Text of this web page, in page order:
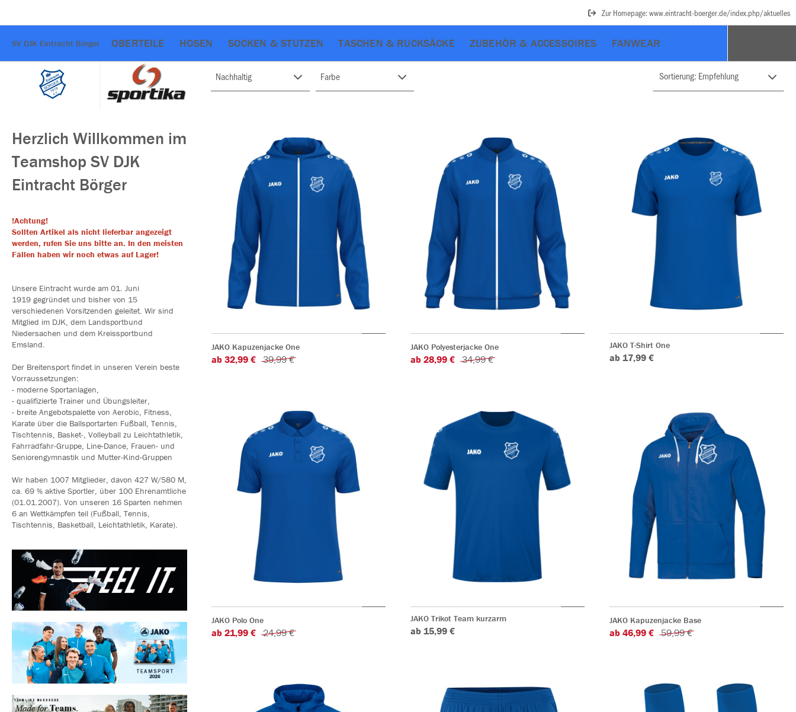
Zur Homepage: www.eintracht-boerger.de/index.php/aktuelles
SV DJK Eintracht Börger OBERTEILE HOSEN SOCKEN & STUTZEN TASCHEN & RUCKSÄCKE ZUBEHÖR & ACCESSOIRES FANWEAR
Herzlich Willkommen im
Teamshop SV DJK
Eintracht Börger
!Achtung!
Sollten Artikel als nicht lieferbar angezeigt
werden, rufen Sie uns bitte an. In den meisten
Fällen haben wir noch etwas auf Lager!
Unsere Eintracht wurde am 01. Juni
1919 gegründet und bisher von 15
verschiedenen Vorsitzenden geleitet. Wir sind
Mitglied im DJK, dem Landsportbund
Niedersachen und dem Kreissportbund
Emsland.
Der Breitensport findet in unseren Verein beste
Vorraussetzungen:
- moderne Sportanlagen,
- qualifizierte Trainer und Übungsleiter,
- breite Angebotspalette von Aerobic, Fitness,
Karate über die Ballsportarten Fußball, Tennis,
Tischtennis, Basket-, Volleyball zu Leichtathletik,
Fahrradfahr-Gruppe, Line-Dance, Frauen- und
Seniorengymnastik und Mutter-Kind-Gruppen
Wir haben 1007 Mitglieder, davon 427 W/580 M,
ca. 69 % aktive Sportler, über 100 Ehrenamtliche
(01.01.2007). Von unseren 16 Sparten nehmen
6 an Wettkämpfen teil (Fußball, Tennis,
Tischtennis, Basketball, Leichtathletik, Karate).
Nachhaltig Farbe
JAKO Kapuzenjacke One
ab 32,99 € 39,99 €
JAKO Polyesterjacke One
ab 28,99 € 34,99 €
JAKO T-Shirt One
ab 17,99 €
JAKO Polo One
ab 21,99 € 24,99 €
JAKO Trikot Team kurzarm
ab 15,99 €
JAKO Kapuzenjacke Base
ab 46,99 € 59,99 €